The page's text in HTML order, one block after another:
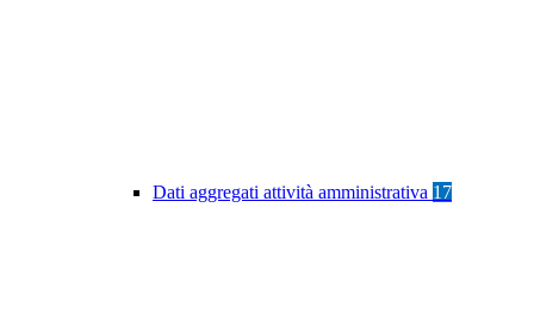
Dati aggregati attività amministrativa 17